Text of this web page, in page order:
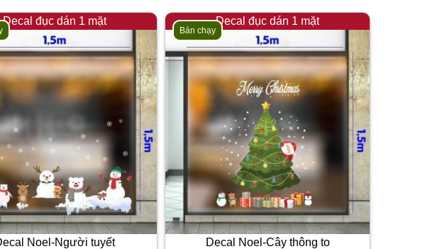
Decal đục dán 1 mặt
Noel-Người tuyết
Decal đục dán 1 mặt
Bán chạy
Decal Noel-Cây thông to